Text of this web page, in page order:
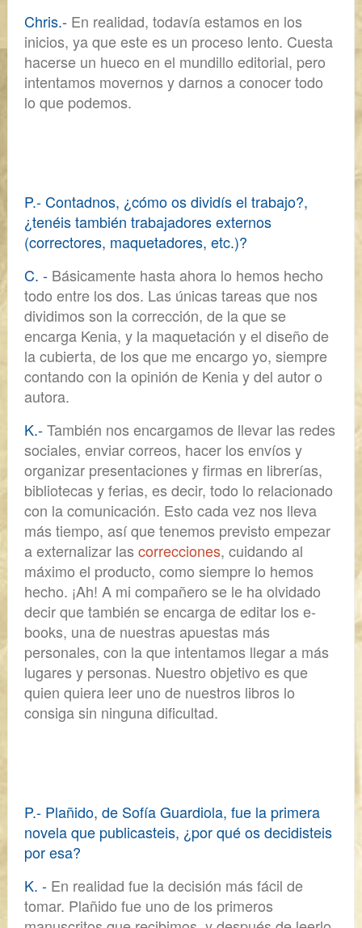
Chris.- En realidad, todavía estamos en los
inicios, ya que este es un proceso lento. Cuesta
hacerse un hueco en el mundillo editorial, pero
intentamos movernos y darnos a conocer todo
lo que podemos.
P.- Contadnos, ¿cómo os dividís el trabajo?,
¿tenéis también trabajadores externos
(correctores, maquetadores, etc.)?
C. - Básicamente hasta ahora lo hemos hecho
todo entre los dos. Las únicas tareas que nos
dividimos son la corrección, de la que se
encarga Kenia, y la maquetación y el diseño de
la cubierta, de los que me encargo yo, siempre
contando con la opinión de Kenia y del autor o
autora.
K.-También nos encargamos de llevar las redes
sociales, enviar correos, hacer los envíos y
organizar presentaciones y firmas en librerías,
bibliotecas y ferias, es decir, todo lo relacionado
con la comunicación. Esto cada vez nos lleva
más tiempo, así quetenemos previsto empezar
a externalizar las correcciones, cuidando al
máximo el producto, como siempre lo hemos
hecho. ¡Ah! A mi compañero se le ha olvidado
decir que también se encarga de editar los e-
books, una de nuestras apuestas más
personales, con la que intentamos llegar a más
lugares y personas. Nuestro objetivo es que
quien quiera leer uno de nuestros libros lo
consiga sin ninguna dificultad.
P.- Plañido, de Sofía Guardiola, fue la primera
novela que publicasteis, ¿por qué os decidisteis
por esa?
K. - En realidad fue la decisión más fácil de
tomar. Plañido fue uno de los primeros